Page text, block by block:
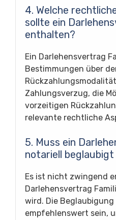
4. Welche
sollte ein
enthalten?
Ein Darlehensvertrag
Bestimmungen über
Zahlungsverzug, die
vorzeitigen
relevante rechtliche
5. Muss ein
notariell
Es ist nicht zwingend
Darlehensvertrag
wird. Die
empfehlenswert sein,